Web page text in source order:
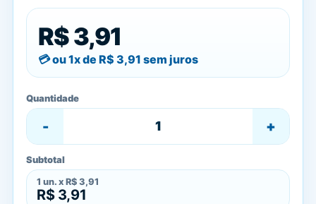
R$ 3,91
ou 1x de R$ 3,91 sem juros
Quantidade
- +
Subtotal
1 un. x R$ 3,91
R$ 3,91